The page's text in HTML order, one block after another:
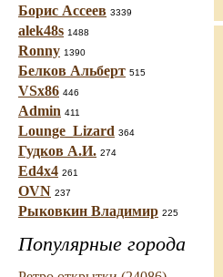
Борис Ассеев 3339
alek48s 1488
Ronny 1390
Белков Альберт 515
VSx86 446
Admin 411
Lounge_Lizard 364
Гудков А.И. 274
Ed4x4 261
OVN 237
Рыковкин Владимир 225
Популярные города